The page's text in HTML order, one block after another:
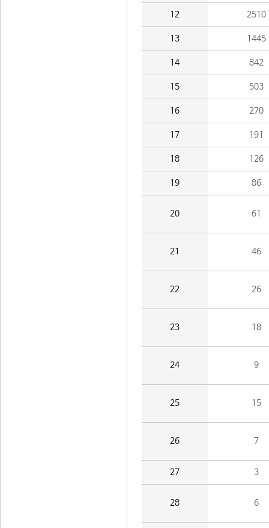
12 2510
13 1445
14 842
15 503
16 270
17 191
18 126
19 86
20 61
21 46
22 26
23 18
24 9
25 15
26 7
27 3
28 6